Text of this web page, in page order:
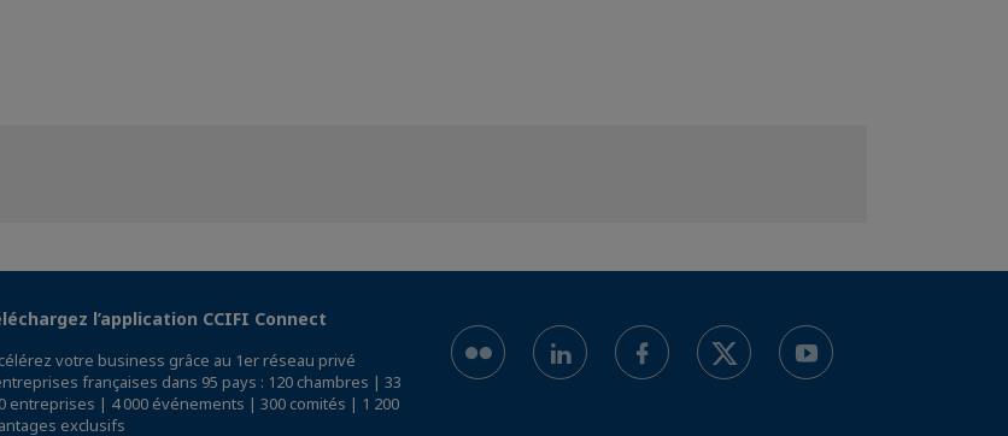
l’application CCIFI Connect
votre business grâce au 1er réseau privé
françaises dans 95 pays : 120 chambres | 33
entreprises | 4 000 événements | 300 comités | 1 200
exclusifs